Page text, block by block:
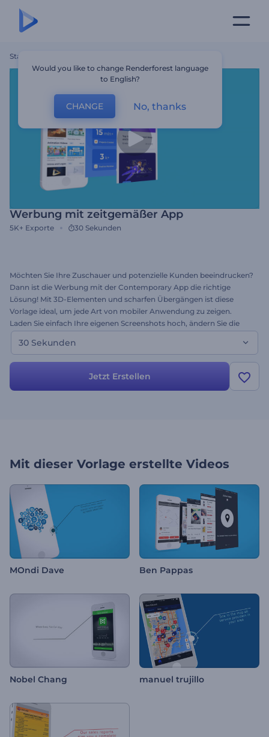
Startseite
Werbung mit zeitgemäßer App
5K+ Exporte 30 Sekunden
Möchten Sie Ihre Zuschauer und potenzielle Kunden beeindrucken?
Dann ist die Werbung mit der Contemporary App die richtige
Lösung! Mit 3D-Elementen und scharfen Übergängen ist diese
Vorlage ideal, um jede Art von mobiler Anwendung zu zeigen.
Laden Sie einfach Ihre eigenen Screenshots hoch, ändern Sie die
Texte, um Ihre neue Applikation zu beschreiben und interagieren
Sie noch heute kostenlos mit Ihrer neuen mobilen Anwendung!
30 Sekunden
Jetzt Erstellen
Mit dieser Vorlage erstellte Videos
MOndi Dave Ben Pappas
Nobel Chang manuel trujillo
Would you like to change Renderforest language
to English?
CHANGE No, thanks